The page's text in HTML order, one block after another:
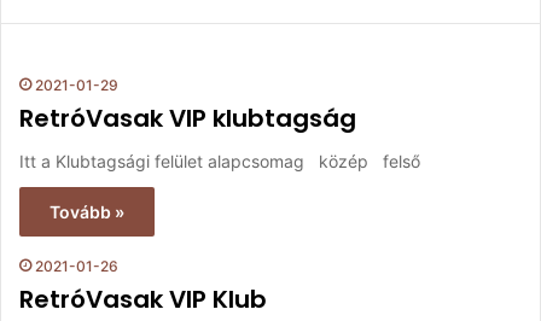
2021-01-29
RetróVasak VIP klubtagság
Itt a Klubtagsági felület alapcsomag közép felső
Tovább »
2021-01-26
RetróVasak VIP Klub